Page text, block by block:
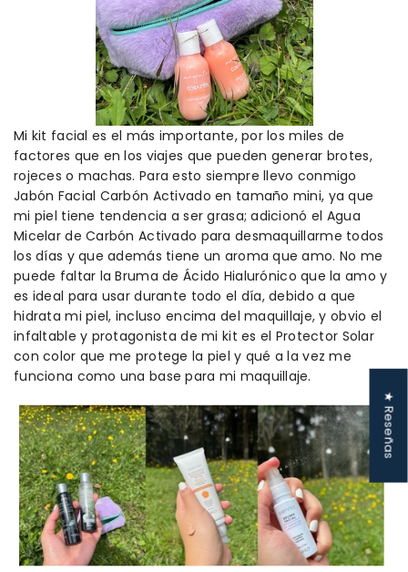
Mi kit facial es el más importante, por los miles de
factores que en los viajes que pueden generar brotes,
rojeces o machas. Para esto siempre llevo conmigo
Jabón Facial Carbón Activado en tamaño mini, ya que
mi piel tiene tendencia a ser grasa; adicionó el Agua
Micelar de Carbón Activado para desmaquillarme todos
los días y que además tiene un aroma que amo. No me
puede faltar laBruma deÁcido Hialurónico que la amo y
es ideal para usar durante todo el día, debido a que
hidrata mi piel, incluso encima del maquillaje, y obvio el
infaltable y protagonista de mi kit es el Protector Solar
con color que me protege la piel y qué a la vez me
funciona como una base para mi maquillaje.
★ Reseñas